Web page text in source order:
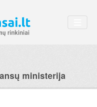
ministerija